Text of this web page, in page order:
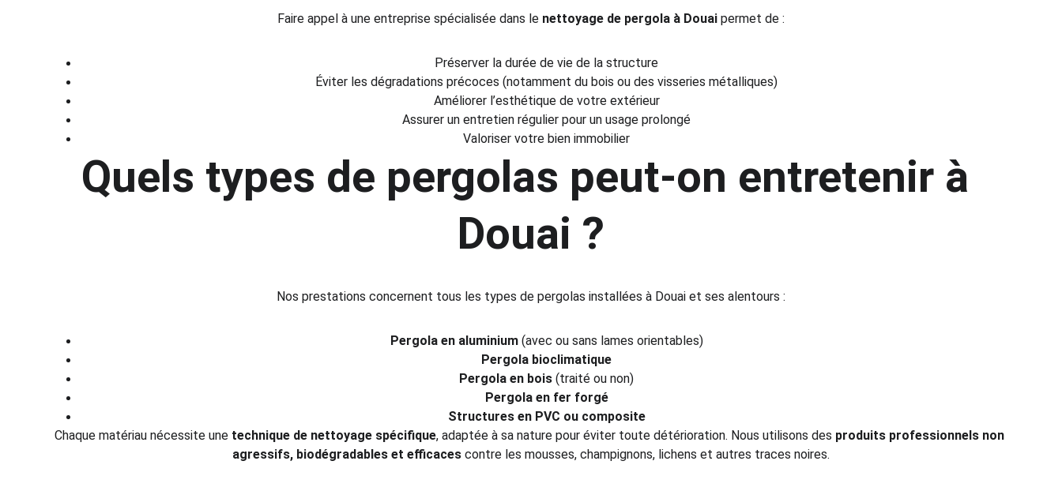
Faire appel à une entreprise spécialisée dans le nettoyage de pergola à Douai permet de :
Préserver la durée de vie de la structure
Éviter les dégradations précoces (notamment du bois ou des visseries métalliques)
Améliorer l’esthétique de votre extérieur
Assurer un entretien régulier pour un usage prolongé
Valoriser votre bien immobilier
Quels types de pergolas peut-on entretenir à
Douai ?
Nos prestations concernent tous les types de pergolas installées à Douai et ses alentours :
Pergola en aluminium (avec ou sans lames orientables)
Pergola bioclimatique
Pergola en bois (traité ou non)
Pergola en fer forgé
Structures en PVC ou composite
Chaque matériau nécessite une technique de nettoyage spécifique, adaptée à sa nature pour éviter toute détérioration. Nous utilisons des produits professionnels non
agressifs, biodégradables et efficaces contre les mousses, champignons, lichens et autres traces noires.